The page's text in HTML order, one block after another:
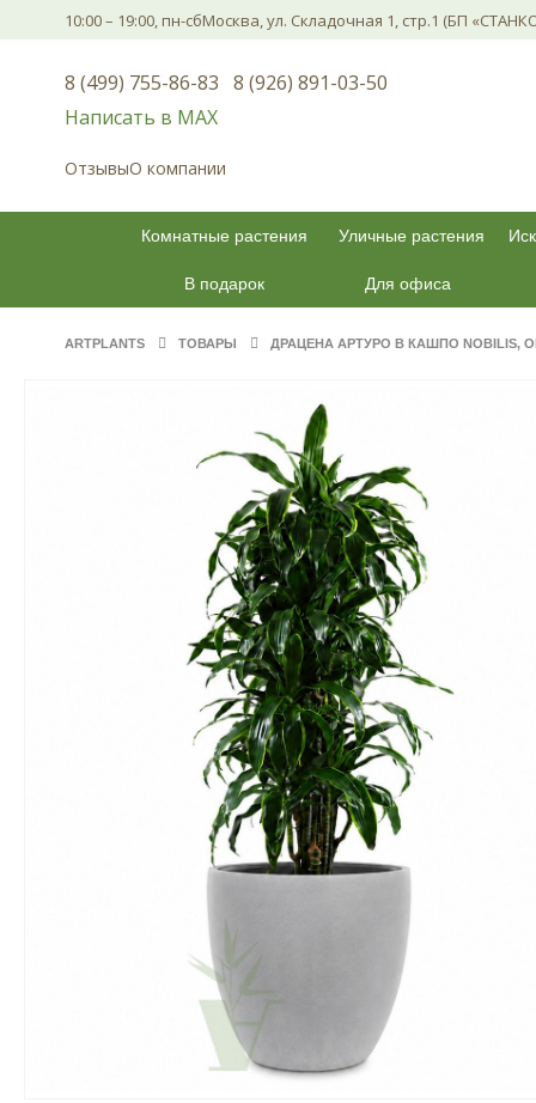
10:00 – 19:00, пн-сбМосква, ул. Складочная 1, стр.1 (БП
8 (499) 755-86-83 8 (926) 891-03-50
Написать в МАХ
ОтзывыО компании
Комнатные растения Уличные растения
В подарок Для офиса
ARTPLANTS ТОВАРЫ ДРАЦЕНА АРТУРО В КАШПО NOBILIS,